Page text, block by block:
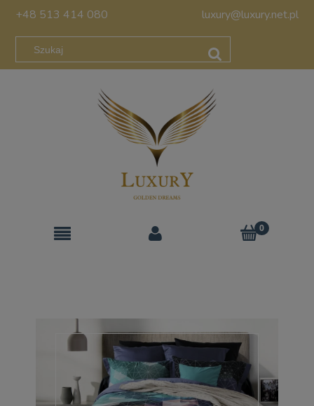
+48 513 414 080 luxury@luxury.net.pl